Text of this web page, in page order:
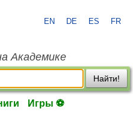
EN DE ES FR
Академике
Найти!
Игры ⚽